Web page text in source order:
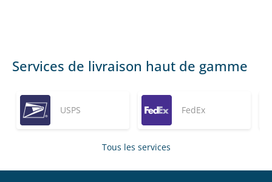
Services de livraison haut de gamme
USPS FedEx
Tous les services